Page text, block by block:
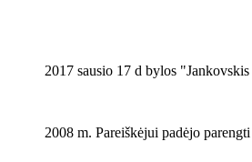
2017 sausio 17 d bylos
2008 m. Pareiškėjui padėjo